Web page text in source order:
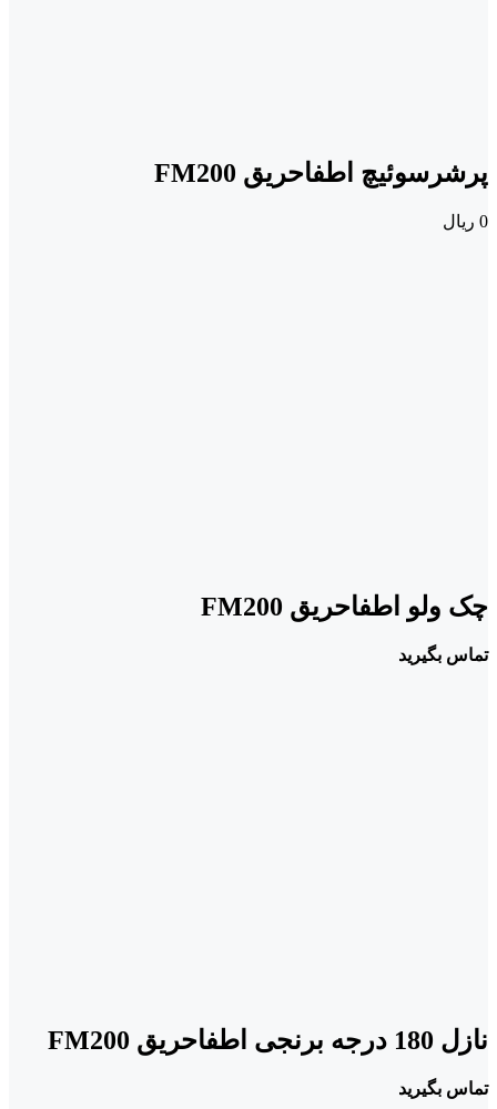
پرشرسوئیچ اطفاحریق FM200
0 ریال
چک ولو اطفاحریق FM200
تماس بگیرید
نازل 180 درجه برنجی اطفاحریق FM200
تماس بگیرید